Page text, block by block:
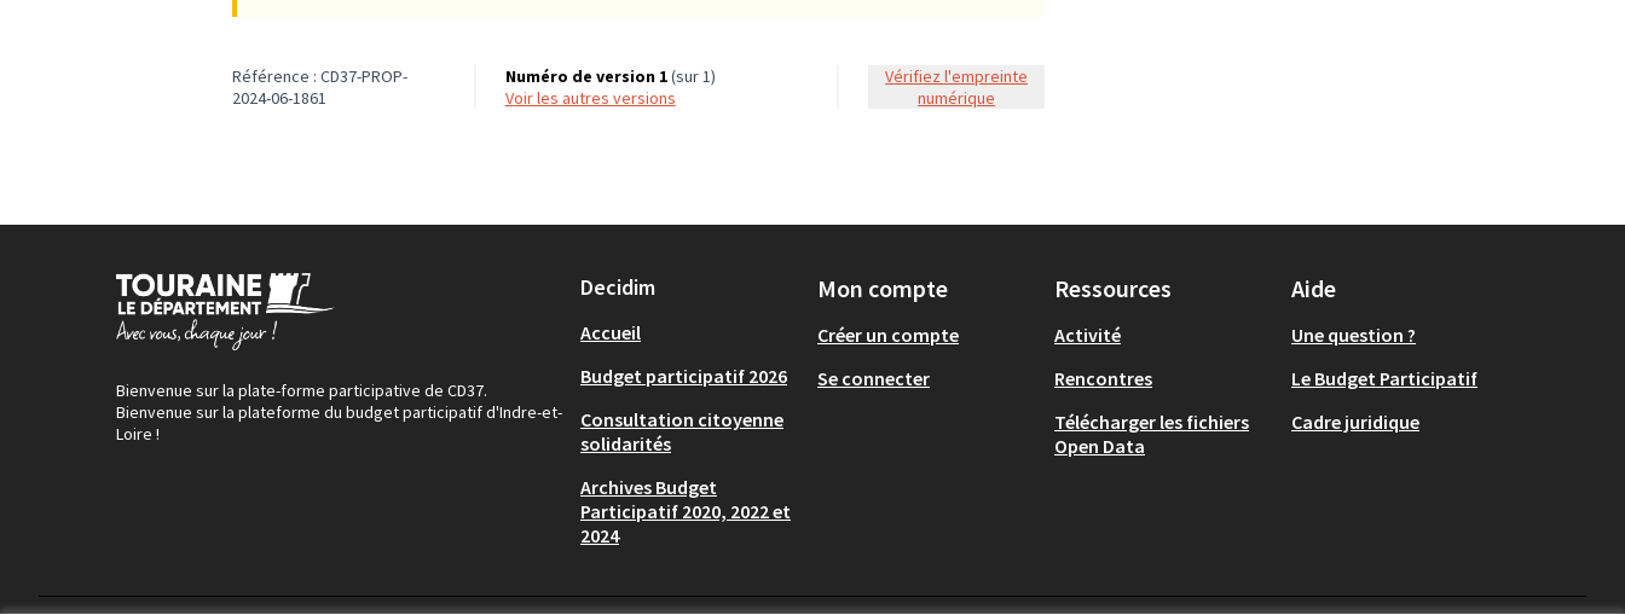
Référence : CD37-PROP-
2024-06-1861
Numéro de version 1(sur 1)
voir les autres versions
Vérifiez l'empreinte
numérique
Bienvenue sur la plate-forme participative de CD37.
Bienvenue sur la plateforme du budget participatif d'Indre-et-
Loire !
Decidim
Accueil
Budget participatif 2026
Consultation citoyenne
solidarités
Archives Budget
Participatif 2020, 2022 et
2024
Mon compte
Créer un compte
Se connecter
Ressources
Activité
Rencontres
Télécharger les fichiers
Open Data
Aide
Une question ?
Le Budget Participatif
Cadre juridique